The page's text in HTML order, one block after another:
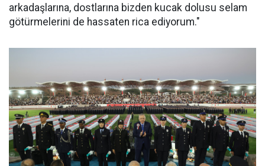
arkadaşlarına, dostlarına bizden kucak dolusu selam
götürmelerini de hassaten rica ediyorum."